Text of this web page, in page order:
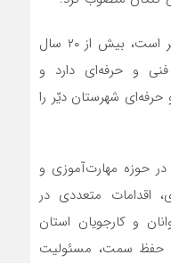
درویشی که از فرزندان شهرستان دیّر است، بیش از ۲۰ سال
و حرفه‌ای دارد و
شهرستان دیّر را
حوزه مهارت‌آموزی و
اقدامات متعددی در
و کارجویان استان
حفظ سمت، مسئولیت